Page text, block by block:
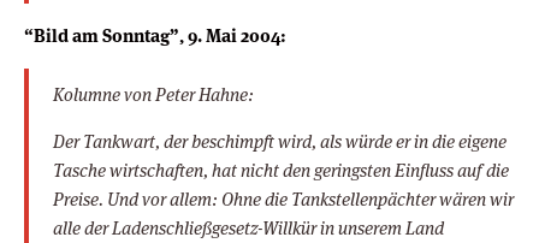
“Bild am Sonntag”, 9. Mai 2004:
Kolumne von Peter Hahne:
Der Tankwart, der beschimpft wird, als würde er in die eigene
Tasche wirtschaften, hat nicht den geringsten Einfluss auf die
Preise. Und vor allem: Ohne die Tankstellenpächter wären wir
alle der Ladenschließgesetz-Willkür in unserem Land